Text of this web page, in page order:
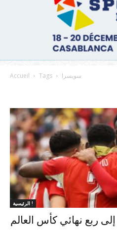
Accueil Tags سويسرا
الرئيسية !
ربع نهائي كأس العالم